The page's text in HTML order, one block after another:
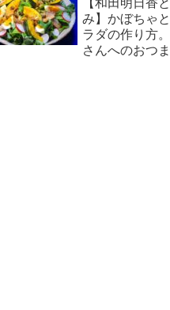
み】かぼちゃ
ラダの作り方
さんへのおつ